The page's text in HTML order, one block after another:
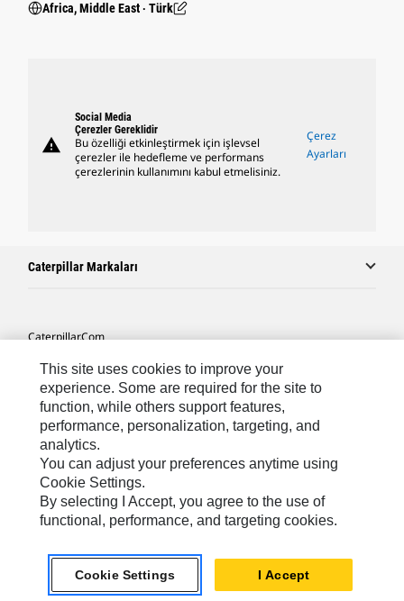
Africa, Middle East ‧ Türk
warning
Social Media
Çerezler Gereklidir
Bu özelliği etkinleştirmek için işlevsel
çerezler ile hedefleme ve performans
çerezlerinin kullanımını kabul etmelisiniz.
Çerez
Ayarları
Caterpillar Markaları
Caterpillar.com
Caterpillar Müşteri Hizmetleri Ve Iletişim
Site Haritası
Cookie Settings
Yasal
Gizlilik
Africa, Middle East ‧ Türk© 2026 Caterpillar. Tüm Hakları Saklıdır.
This site uses cookies to improve your
experience. Some are required for the site to
function, while others support features,
performance, personalization, targeting, and
analytics.
You can adjust your preferences anytime using
Cookie Settings.
By selecting I Accept, you agree to the use of
functional, performance, and targeting cookies.
Cookie Settings I Accept